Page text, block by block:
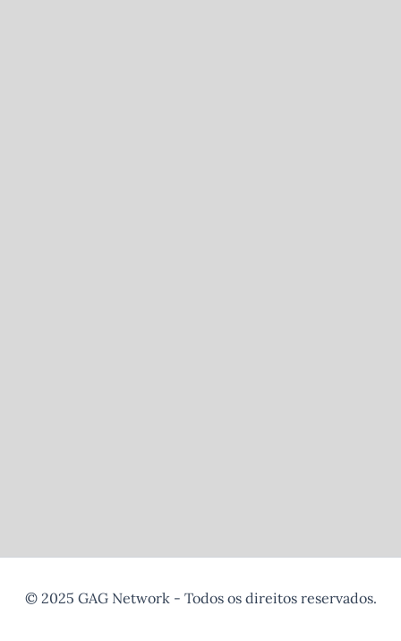
© 2025 GAG Network - Todos os direitos reservados.